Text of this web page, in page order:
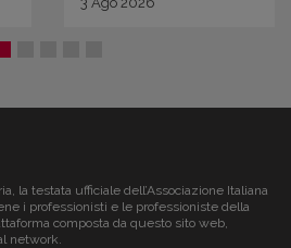
la testata ufficiale dell’Associazione Italiana
i professionisti e le professioniste della
composta da questo sito web,
network.